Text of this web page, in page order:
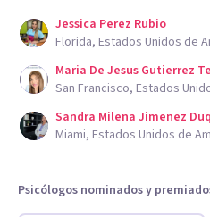
Jessica Perez Rubio
Florida, Estados Unidos de
Maria De Jesus Gutierrez
San Francisco, Estados
Sandra Milena Jimenez
Miami, Estados Unidos de
Psicólogos nominados y